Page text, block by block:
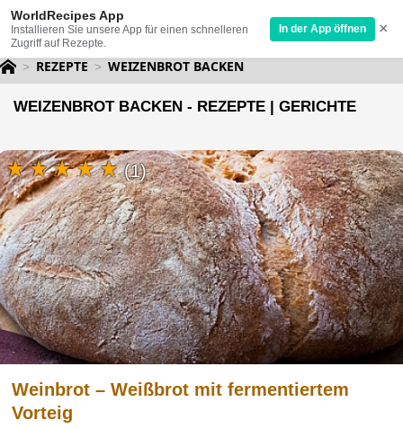
WorldRecipes App
Installieren Sie unsere App für einen schnelleren
Zugriff auf Rezepte.
In der App öffnen ×
REZEPTE WEIZENBROT BACKEN
WEIZENBROT BACKEN - REZEPTE | GERICHTE
Weinbrot – Weißbrot mit fermentiertem
Vorteig
(1)